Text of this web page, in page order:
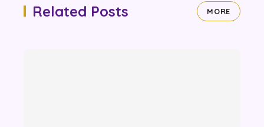
Related Posts MORE